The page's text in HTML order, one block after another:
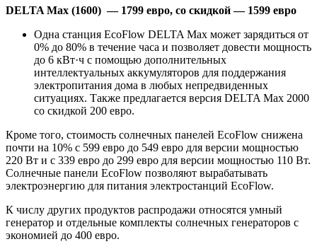
DELTA Max (1600) — 1799 евро, со скидкой — 1599 евро
Одна станция EcoFlow DELTA Max может зарядиться от
0% до 80% в течение часа и позволяет довести мощность
до 6 кВт·ч с помощью дополнительных
интеллектуальных аккумуляторов для поддержания
электропитания дома в любых непредвиденных
ситуациях. Также предлагается версия DELTA Max 2000
со скидкой 200 евро.
Кроме того, стоимость солнечных панелей EcoFlow снижена
почти на 10% с 599 евро до 549 евро для версии мощностью
220 Вт и с 339 евро до 299 евро для версии мощностью 110 Вт.
Солнечные панели EcoFlow позволяют вырабатывать
электроэнергию для питания электростанций EcoFlow.
К числу других продуктов распродажи относятся умный
генератор и отдельные комплекты солнечных генераторов с
экономией до 400 евро.